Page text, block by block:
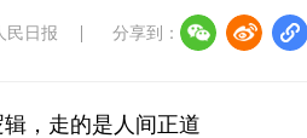
民日报 分享到：
，走的是人间正道